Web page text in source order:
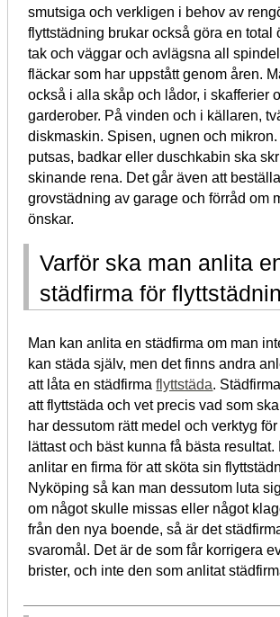
smutsiga och verkligen i behov av
flyttstädning brukar också göra en total
tak och väggar och avlägsna all
fläckar som har uppstått genom åren.
också i alla skåp och lådor, i skafferier
garderober. På vinden och i källaren,
diskmaskin. Spisen, ugnen och
putsas, badkar eller duschkabin ska
skinande rena. Det går även att
grovstädning av garage och förråd om
önskar.
Varför ska man anlita
städfirma för
Man kan anlita en städfirma om man
kan städa själv, men det finns andra
att låta en städfirmaflyttstäda.
att flyttstäda och vet precis vad som
har dessutom rätt medel och verktyg
lättast och bäst kunna få bästa resultat.
anlitar en firma för att sköta sin
Nyköping så kan man dessutom luta
om något skulle missas eller något
från den nya boende, så är det
svaromål. Det är de som får korrigera
brister, och inte den som anlitat